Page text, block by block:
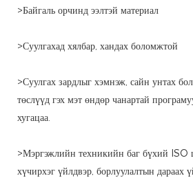
>Байгаль орчинд ээлтэй материал
>Суулгахад хялбар, хандах боломжтой
>Суулгах зардлыг хэмнэж, сайн унтах
төслүүд гэх мэт өндөр чанартай
хугацаа.
>Мэргэжлийн техникийн баг бүхий ISO
хүчирхэг үйлдвэр, борлуулалтын дараах